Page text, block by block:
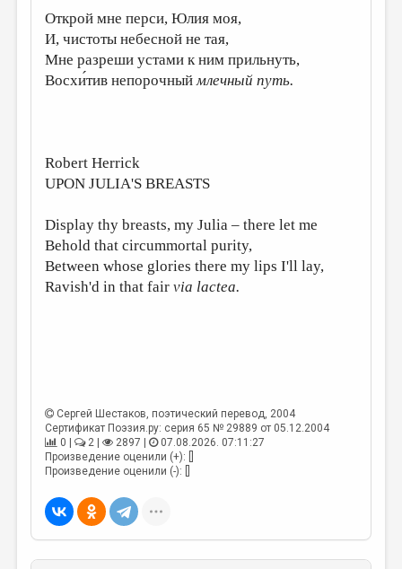
ОТДЕЛЫ И РУБРИКИ
ИЗБРАННОЕ
ДАЙДЖЕСТ
КОНКУРСЫ
КНИЖНАЯ ПОЛКА
ОБЗОР ЛИТЕРАТУРЫ
СТРАНИЦЫ ПАМЯТИ
ОТ РЕДАКЦИИ
МАЛАЯ ПРОЗА
ЛИТЕРАТУРОВЕДЕНИЕ
Открой мне перси, Юлия моя,
И, чистоты небесной не тая,
Мне разреши устами к ним прильнуть,
Восхи́тив непорочныймлечный путь.
Robert Herrick
UPON JULIA'S BREASTS
Display thy breasts, my Julia – there let me
Behold that circummortal purity,
Between whose glories there my lips I'll lay,
Ravish'd in that fairvia lactea.
Сергей Шестаков, поэтический перевод, 2004
Сертификат Поэзия.ру: серия 65 № 29889 от 05.12.2004
0 |
2 | 2897 |
07.08.2026. 07:11:27
Произведение оценили (+): []
Произведение оценили (-): []